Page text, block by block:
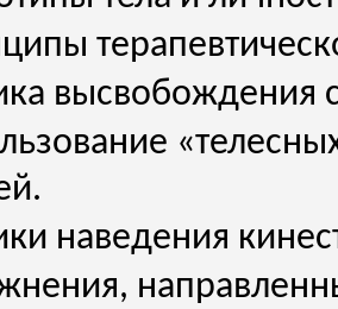
высвобождения
наведения